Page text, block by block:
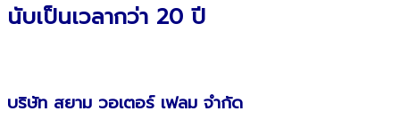
นับเป็นเวลากว่า 20 ปี
บริษัท สยาม วอเตอร์ เฟลม จำกัด